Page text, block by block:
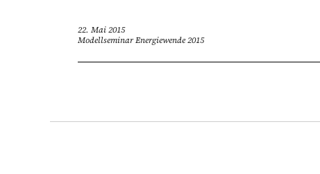
22. Mai 2015
Modellseminar Energiewende 2015